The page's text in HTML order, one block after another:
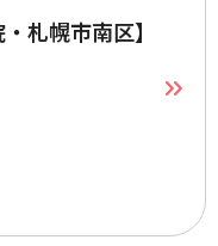
札幌市南区】